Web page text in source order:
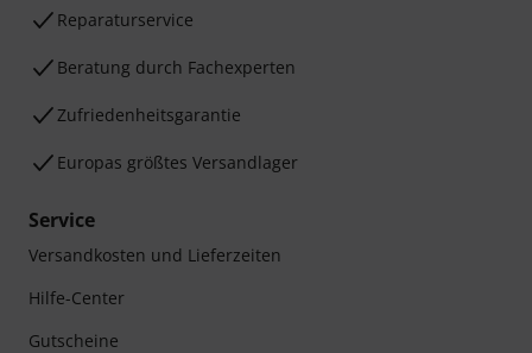
Reparaturservice
Beratung durch Fachexperten
Zufriedenheitsgarantie
Europas größtes Versandlager
Service
Versandkosten und Lieferzeiten
Hilfe-Center
Gutscheine